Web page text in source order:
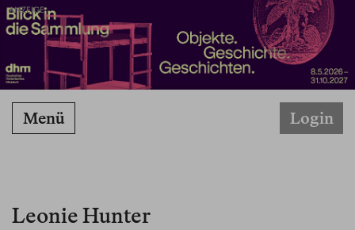
ANZEIGE
Menü Login
Leonie Hunter